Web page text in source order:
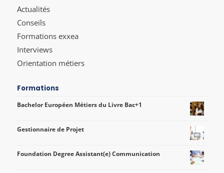
Actualités
Conseils
Formations exxea
Interviews
Orientation métiers
Formations
Bachelor Européen Métiers du Livre Bac+1
Gestionnaire de Projet
Foundation Degree Assistant(e) Communication